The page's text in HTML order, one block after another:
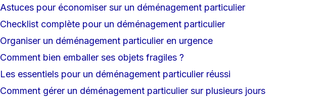
Astuces pour économiser sur un déménagement particulier
Checklist complète pour un déménagement particulier
Organiser un déménagement particulier en urgence
Comment bien emballer ses objets fragiles ?
Les essentiels pour un déménagement particulier réussi
Comment gérer un déménagement particulier sur plusieurs jours